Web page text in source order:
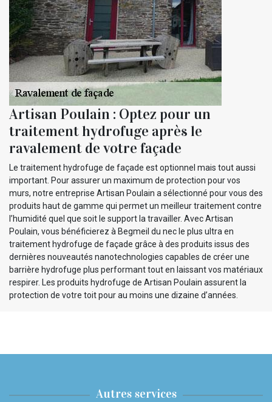
Artisan Poulain : Optez pour un
traitement hydrofuge après le
ravalement de votre façade
Le traitement hydrofuge de façade est optionnel mais tout aussi
important. Pour assurer un maximum de protection pour vos
murs, notre entreprise Artisan Poulain a sélectionné pour vous des
produits haut de gamme qui permet un meilleur traitement contre
l’humidité quel que soit le support la travailler. Avec Artisan
Poulain, vous bénéficierez à Begmeil du nec le plus ultra en
traitement hydrofuge de façade grâce à des produits issus des
dernières nouveautés nanotechnologies capables de créer une
barrière hydrofuge plus performant tout en laissant vos matériaux
respirer. Les produits hydrofuge de Artisan Poulain assurent la
protection de votre toit pour au moins une dizaine d’années.
Autres services